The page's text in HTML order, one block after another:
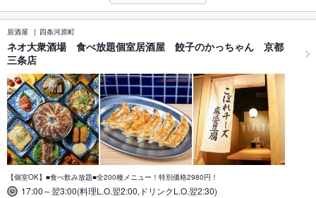
居酒屋 四条河原町
ネオ大衆酒場 食べ放題個室居酒屋 餃子のかっちゃん 京都
三条店
【個室OK】■食べ飲み放題■全200種メニュー！特別価格2980円！
17:00～翌3:00(料理L.O.翌2:00,ドリンクL.O.翌2:30)